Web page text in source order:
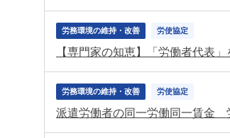
労務環境の維持・改善 労使協定
【専門家の知恵】「労働者代表
労務環境の維持・改善 労使協定
派遣労働者の同一労働同一賃金